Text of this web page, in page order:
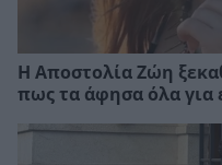
Η Αποστολία Ζώη
πως τα άφησα όλα για